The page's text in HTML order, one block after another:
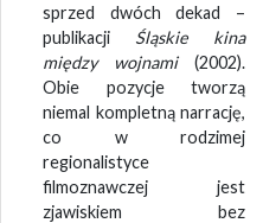
sprzed dwóch dekad –
publikacji Śląskie kina
między wojnami(2002).
Obie pozycje tworzą
niemal kompletną narrację,
co w rodzimej
regionalistyce
filmoznawczej jest
zjawiskiem bez